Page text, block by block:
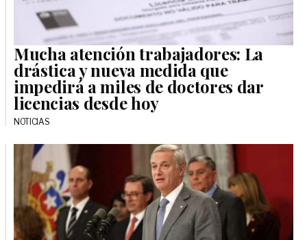
Mucha atención trabajadores: La
drástica y nueva medida que
impedirá a miles de doctores dar
licencias desde hoy
NOTICIAS